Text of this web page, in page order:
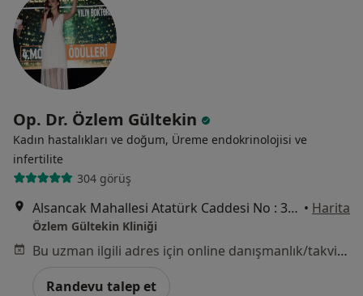
Op. Dr. Özlem Gültekin
Kadın hastalıkları ve doğum, Üreme endokrinolojisi ve
i̇nfertilite
304 görüş
Alsancak Mahallesi Atatürk Caddesi No : 384 Berrin Reşat Aksoy Plaza Kat 7 Daire 13 Alsancak, İzmir • Harita
Özlem Gültekin Kliniği
Bu uzman ilgili adres için online danışmanlık/takvim sunmuyor.
Randevu talep et